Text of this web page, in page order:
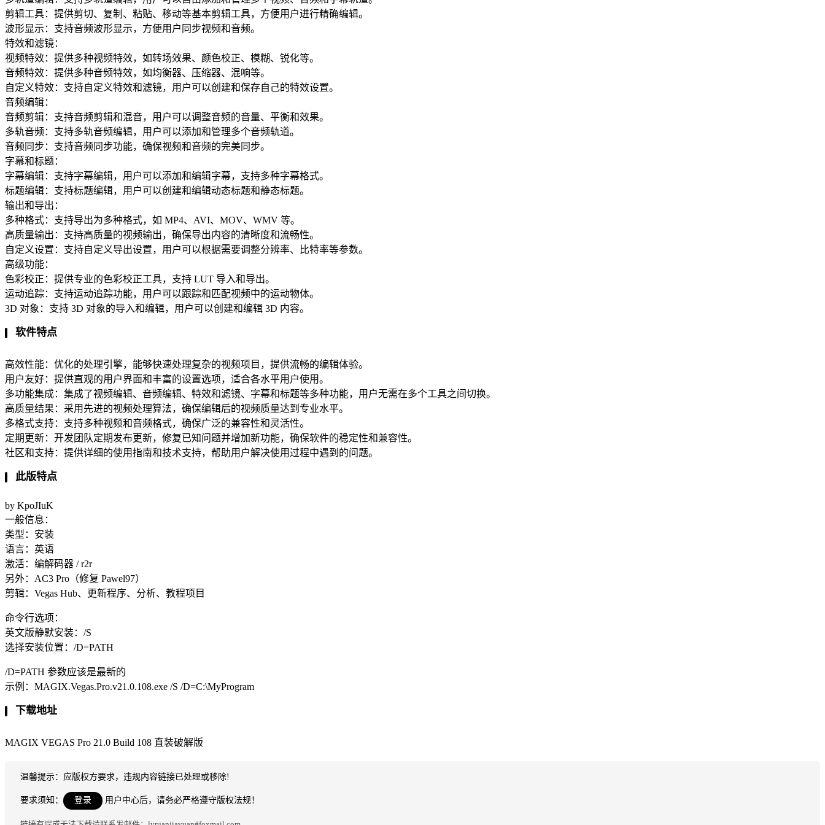
剪辑工具：提供剪切、复制、粘贴、移动等基本剪辑工具，方便用户进行精确编辑。
波形显示：支持音频波形显示，方便用户同步视频和音频。
特效和滤镜：
视频特效：提供多种视频特效，如转场效果、颜色校正、模糊、锐化等。
音频特效：提供多种音频特效，如均衡器、压缩器、混响等。
自定义特效：支持自定义特效和滤镜，用户可以创建和保存自己的特效设置。
音频编辑：
音频剪辑：支持音频剪辑和混音，用户可以调整音频的音量、平衡和效果。
多轨音频：支持多轨音频编辑，用户可以添加和管理多个音频轨道。
音频同步：支持音频同步功能，确保视频和音频的完美同步。
字幕和标题：
字幕编辑：支持字幕编辑，用户可以添加和编辑字幕，支持多种字幕格式。
标题编辑：支持标题编辑，用户可以创建和编辑动态标题和静态标题。
输出和导出：
多种格式：支持导出为多种格式，如 MP4、AVI、MOV、WMV 等。
高质量输出：支持高质量的视频输出，确保导出内容的清晰度和流畅性。
自定义设置：支持自定义导出设置，用户可以根据需要调整分辨率、比特率等参数。
高级功能：
色彩校正：提供专业的色彩校正工具，支持 LUT 导入和导出。
运动追踪：支持运动追踪功能，用户可以跟踪和匹配视频中的运动物体。
3D 对象：支持 3D 对象的导入和编辑，用户可以创建和编辑 3D 内容。
软件特点
高效性能：优化的处理引擎，能够快速处理复杂的视频项目，提供流畅的编辑体验。
用户友好：提供直观的用户界面和丰富的设置选项，适合各水平用户使用。
多功能集成：集成了视频编辑、音频编辑、特效和滤镜、字幕和标题等多种功能，用户无需在多个工具之间切换。
高质量结果：采用先进的视频处理算法，确保编辑后的视频质量达到专业水平。
多格式支持：支持多种视频和音频格式，确保广泛的兼容性和灵活性。
定期更新：开发团队定期发布更新，修复已知问题并增加新功能，确保软件的稳定性和兼容性。
社区和支持：提供详细的使用指南和技术支持，帮助用户解决使用过程中遇到的问题。
此版特点
by KpoJIuK
一般信息：
类型：安装
语言：英语
激活：编解码器 / r2r
另外：AC3 Pro（修复 Pawel97）
剪辑：Vegas Hub、更新程序、分析、教程项目
命令行选项：
英文版静默安装：/S
选择安装位置：/D=PATH
/D=PATH 参数应该是最新的
示例：MAGIX.Vegas.Pro.v21.0.108.exe /S /D=C:\MyProgram
下载地址
MAGIX VEGAS Pro 21.0 Build 108 直装破解版
温馨提示：应版权方要求，违规内容链接已处理或移除!
要求须知： 登录 用户中心后，请务必严格遵守版权法规！